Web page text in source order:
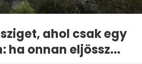
ahol csak egy
ha onnan eljössz...